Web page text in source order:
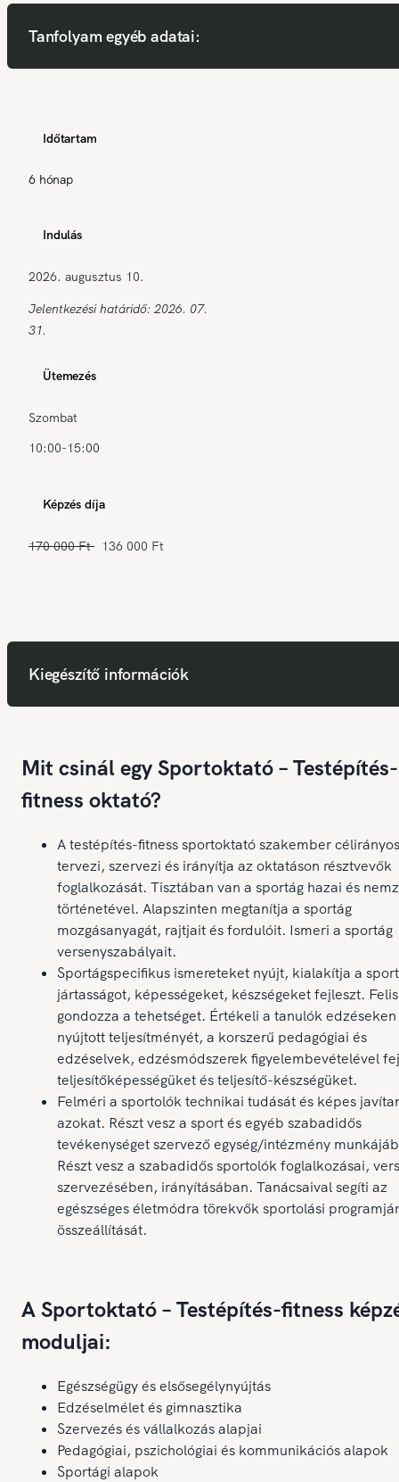
Tanfolyam egyéb adatai:
Időtartam
6 hónap
Indulás
2026. augusztus 10.
Jelentkezési határidő: 2026. 07.
31.
Ütemezés
Szombat
10:00-15:00
Képzés díja
170 000 Ft 136 000 Ft
Kiegészítő információk
Mit csinál egy Sportoktató – Testépítés-
fitness oktató?
A testépítés-fitness sportoktató szakember
tervezi, szervezi és irányítja az oktatáson résztvevők
foglalkozását. Tisztában van a sportág hazai és
történetével. Alapszinten megtanítja a sportág
mozgásanyagát, rajtjait és fordulóit. Ismeri a sportág
versenyszabályait.
Sportágspecifikus ismereteket nyújt, kialakítja a
jártasságot, képességeket, készségeket fejleszt.
gondozza a tehetséget. Értékeli a tanulók edzéseken
nyújtott teljesítményét, a korszerű pedagógiai és
edzéselvek, edzésmódszerek figyelembevételével
teljesítőképességüket és teljesítő-készségüket.
Felméri a sportolók technikai tudását és képes
azokat. Részt vesz a sport és egyéb szabadidős
tevékenységet szervező egység/intézmény
Részt vesz a szabadidős sportolók foglalkozásai,
szervezésében, irányításában. Tanácsaival segíti az
egészséges életmódra törekvők sportolási
összeállítását.
A Sportoktató – Testépítés-fitness
moduljai:
Egészségügy és elsősegélynyújtás
Edzéselmélet és gimnasztika
Szervezés és vállalkozás alapjai
Pedagógiai, pszichológiai és kommunikációs alapok
Sportági alapok